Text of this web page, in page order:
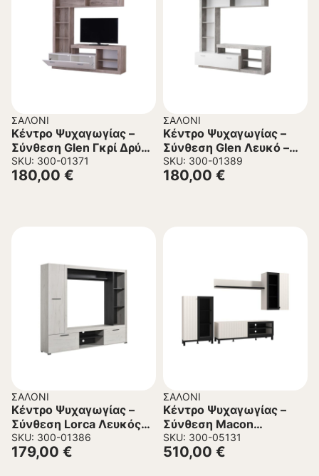
ΣΑΛΌΝΙ
Κέντρο Ψυχαγωγίας –
Σύνθεση Glen Γκρί Δρύς –
Λευκό 170x41x170 εκ.
SKU: 300-01371
180,00 €
ΣΑΛΌΝΙ
Κέντρο Ψυχαγωγίας –
Σύνθεση Glen Λευκό –
Γκρί Concrete
170x41x170 εκ.
SKU: 300-01389
180,00 €
ΣΑΛΌΝΙ
Κέντρο Ψυχαγωγίας –
Σύνθεση Lorca Λευκός
Δρύς – Μαύρο
195.5x3x171.5 εκ.
SKU: 300-01386
179,00 €
ΣΑΛΌΝΙ
Κέντρο Ψυχαγωγίας –
Σύνθεση Macon
Cashmere – Μαύρο
283x42x163 εκ.
SKU: 300-05131
510,00 €